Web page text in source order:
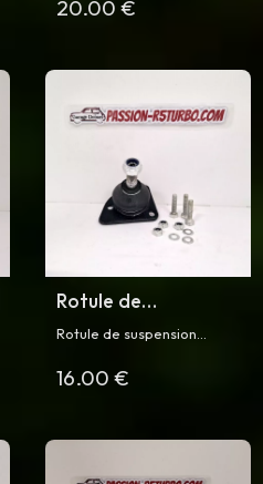
20.00 €
Rotule de
suspension
pour R5 Turbo
Rotule de suspension
Turbo et Turbo 2, montage
16.00 €